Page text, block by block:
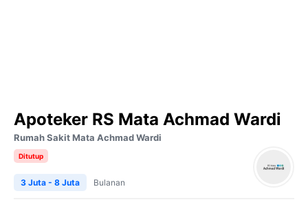
Apoteker RS Mata Achmad Wardi
Rumah Sakit Mata Achmad Wardi
Ditutup
3 Juta - 8 Juta Bulanan